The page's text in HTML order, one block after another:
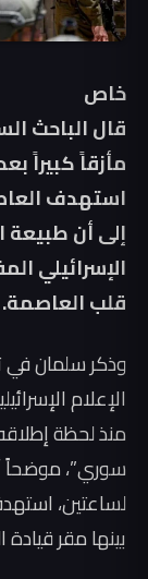
خاص
قال الباحث
مأزقاً كبيراً
استهدف
إلى أن
الإسرائيلي
قلب العاصمة.
وذكر سلمان في
الإعلام
منذ لحظة
لساعتين،
بينها مقر